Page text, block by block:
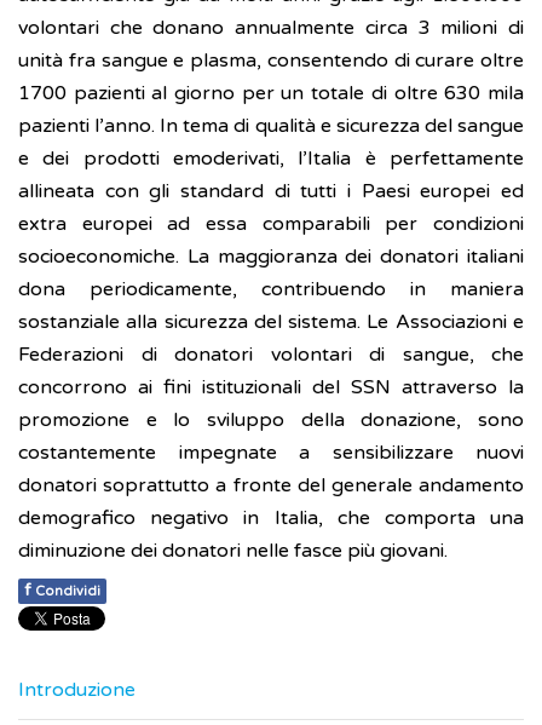
volontari che donano annualmente circa 3 milioni di
unità fra sangue e plasma, consentendo di curare oltre
1700 pazienti al giorno per un totale di oltre 630 mila
pazienti l’anno. In tema di qualità e sicurezza del sangue
e dei prodotti emoderivati, l’Italia è perfettamente
allineata con gli standard di tutti i Paesi europei ed
extra europei ad essa comparabili per condizioni
socioeconomiche. La maggioranza dei donatori italiani
dona periodicamente, contribuendo in maniera
sostanziale alla sicurezza del sistema. Le Associazioni e
Federazioni di donatori volontari di sangue, che
concorrono ai fini istituzionali del SSN attraverso la
promozione e lo sviluppo della donazione, sono
costantemente impegnate a sensibilizzare nuovi
donatori soprattutto a fronte del generale andamento
demografico negativo in Italia, che comporta una
diminuzione dei donatori nelle fasce più giovani.
f Condividi
Introduzione